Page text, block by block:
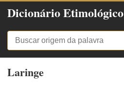
Dicionário Etimológico
Laringe